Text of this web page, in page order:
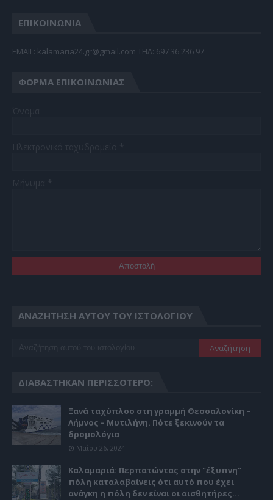
ΕΠΙΚΟΙΝΩΝΙΑ
EMAIL: kalamaria24.gr@gmail.com TΗΛ: 697 36 236 97
ΦΌΡΜΑ ΕΠΙΚΟΙΝΩΝΊΑΣ
ΑΝΑΖΉΤΗΣΗ ΑΥΤΟΎ ΤΟΥ ΙΣΤΟΛΟΓΊΟΥ
ΔΙΑΒΆΣΤΗΚΑΝ ΠΕΡΙΣΣΌΤΕΡΟ:
Ξανά ταχύπλοο στη γραμμή Θεσσαλονίκη –
Λήμνος – Μυτιλήνη. Πότε ξεκινούν τα
δρομολόγια
Μαΐου 26, 2024
Καλαμαριά: Περπατώντας στην "έξυπνη"
πόλη καταλαβαίνεις ότι αυτό που έχει
ανάγκη η πόλη δεν είναι οι αισθητήρες...